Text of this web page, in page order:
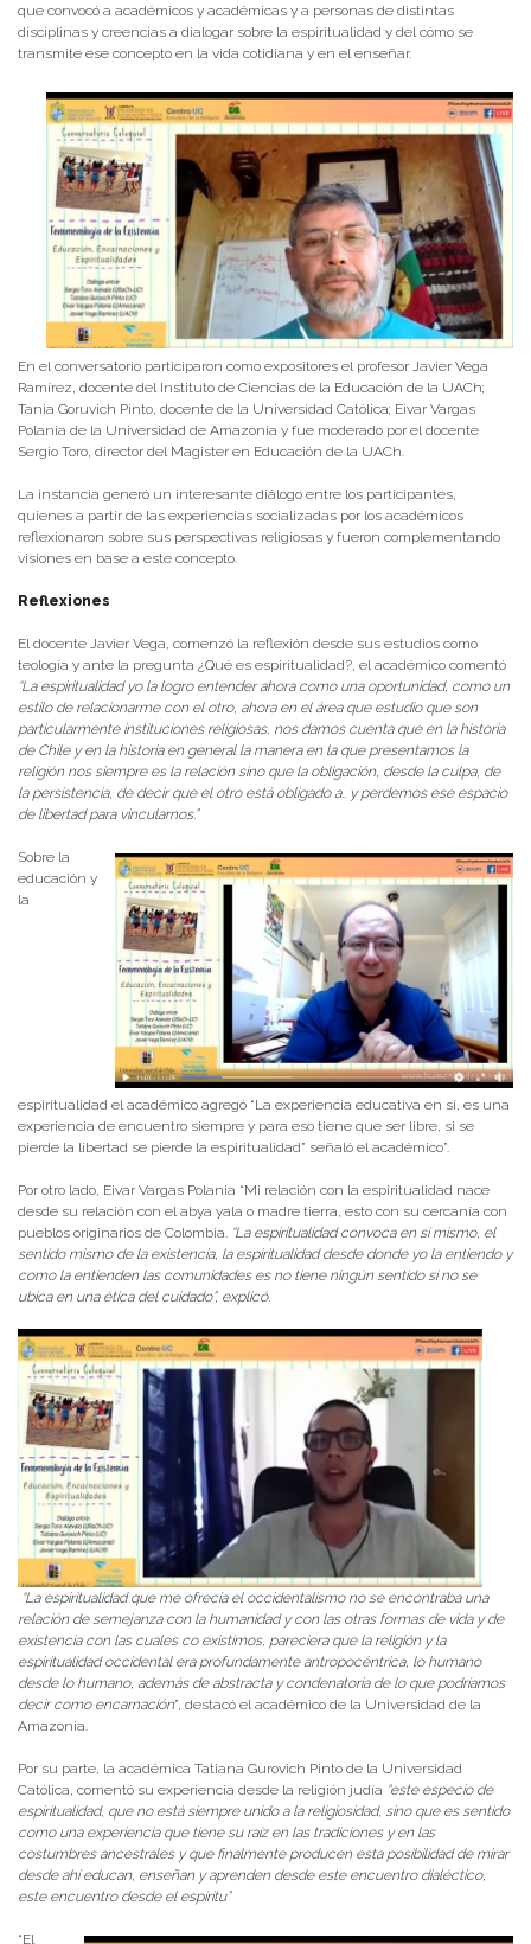
que convocó a académicos y académicas y a personas de distintas
disciplinas y creencias a dialogar sobre la espiritualidad y del cómo se
transmite ese concepto en la vida cotidiana y en el enseñar.
En el conversatorio participaron como expositores el profesor Javier Vega
Ramírez, docente del Instituto de Ciencias de la Educación de la UACh;
Tania Goruvich Pinto, docente de la Universidad Católica; Eivar Vargas
Polania de la Universidad de Amazonia y fue moderado por el docente
Sergio Toro, director del Magister en Educación de la UACh.
La instancia generó un interesante diálogo entre los participantes,
quienes a partir de las experiencias socializadas por los académicos
reflexionaron sobre sus perspectivas religiosas y fueron complementando
visiones en base a este concepto.
Reflexiones
El docente Javier Vega, comenzó la reflexión desde sus estudios como
teología y ante la pregunta ¿Qué es espiritualidad?, el académico comentó
“La espiritualidad yo la logro entender ahora como una oportunidad, como un
estilo de relacionarme con el otro, ahora en el área que estudio que son
particularmente instituciones religiosas, nos damos cuenta que en la historia
de Chile y en la historia en general la manera en la que presentamos la
religión nos siempre es la relación sino que la obligación, desde la culpa, de
la persistencia, de decir que el otro está obligado a.. y perdemos ese espacio
de libertad para vincularnos.”
Sobre la
educación y
la
espiritualidad el académico agregó “La experiencia educativa en sí, es una
experiencia de encuentro siempre y para eso tiene que ser libre, si se
pierde la libertad se pierde la espiritualidad” señaló el académico”.
Por otro lado, Eivar Vargas Polania “Mi relación con la espiritualidad nace
desde su relación con el abya yala o madre tierra, esto con su cercanía con
pueblos originarios de Colombia. “La espiritualidad convoca en sí mismo, el
sentido mismo de la existencia, la espiritualidad desde donde yo la entiendo y
como la entienden las comunidades es no tiene ningún sentido si no se
ubica en una ética del cuidado”, explicó.
“La espiritualidad que me ofrecía el occidentalismo no se encontraba una
relación de semejanza con la humanidad y con las otras formas de vida y de
existencia con las cuales co existimos, pareciera que la religión y la
espiritualidad occidental era profundamente antropocéntrica, lo humano
desde lo humano, además de abstracta y condenatoria de lo que podríamos
decir como encarnación”, destacó el académico de la Universidad de la
Amazonia.
Por su parte, la académica Tatiana Gurovich Pinto de la Universidad
Católica, comentó su experiencia desde la religión judía “este especio de
espiritualidad, que no está siempre unido a la religiosidad, sino que es sentido
como una experiencia que tiene su raíz en las tradiciones y en las
costumbres ancestrales y que finalmente producen esta posibilidad de mirar
desde ahí educan, enseñan y aprenden desde este encuentro dialéctico,
este encuentro desde el espíritu”
“El